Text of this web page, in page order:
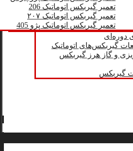
تعمیر گیربکس اتوماتیک 206
تعمیر گیربکس اتوماتیک ۲۰۷
تعمیر گیربکس اتوماتیک پژو 405
دوره‌ای
گیربکس‌های اتوماتیک
و گاز هرز گیربکس
گیربکس